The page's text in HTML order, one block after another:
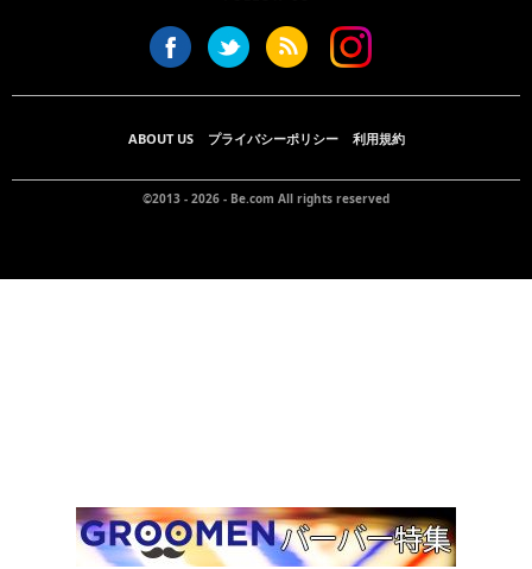
ABOUT US プライバシーポリシー 利用規約
©2013 - 2026 - Be.com All rights reserved